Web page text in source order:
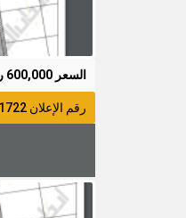
السعر 600,000 ريال
رقم الإعلان 31722